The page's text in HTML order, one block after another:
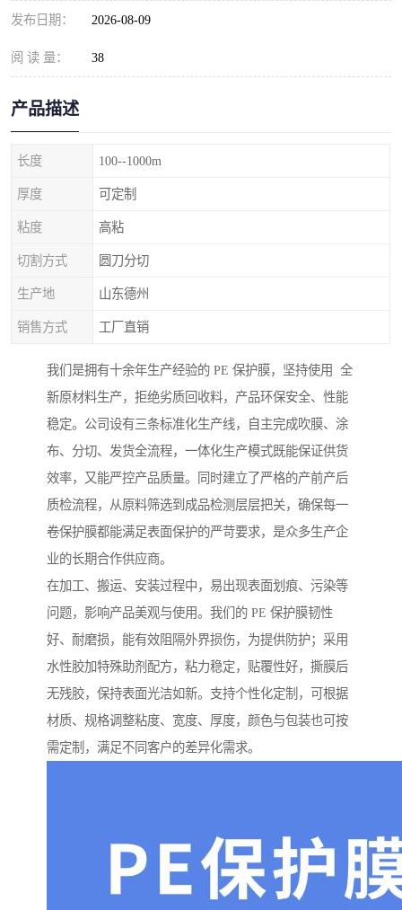
发布日期： 2026-08-09
阅 读 量： 38
产品描述
长度 100--1000m
厚度 可定制
粘度 高粘
切割方式 圆刀分切
生产地 山东德州
销售方式 工厂直销
我们是拥有十余年生产经验的 PE 保护膜，坚持使用 全
新原材料生产，拒绝劣质回收料，产品环保安全、性能
稳定。公司设有三条标准化生产线，自主完成吹膜、涂
布、分切、发货全流程，一体化生产模式既能保证供货
效率，又能严控产品质量。同时建立了严格的产前产后
质检流程，从原料筛选到成品检测层层把关，确保每一
卷保护膜都能满足表面保护的严苛要求，是众多生产企
业的长期合作供应商。
在加工、搬运、安装过程中，易出现表面划痕、污染等
问题，影响产品美观与使用。我们的 PE 保护膜韧性
好、耐磨损，能有效阻隔外界损伤，为提供防护；采用
水性胶加特殊助剂配方，粘力稳定，贴覆性好，撕膜后
无残胶，保持表面光洁如新。支持个性化定制，可根据
材质、规格调整粘度、宽度、厚度，颜色与包装也可按
需定制，满足不同客户的差异化需求。